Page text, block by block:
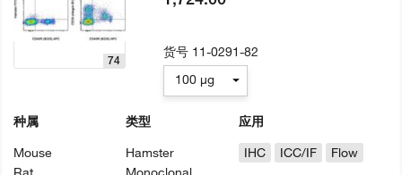
74
种属
Mouse
类型
Hamster
应用
IHC
ICC/IF Flow
货号 11-0291-82
100 µg